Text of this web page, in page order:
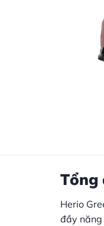
Tổng
Herio
đầy năng